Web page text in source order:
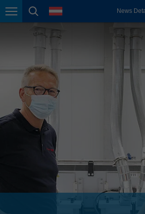
Seitennavigation
Seitensuche
Sprache News
México
Nederland
România
Română
Schweiz